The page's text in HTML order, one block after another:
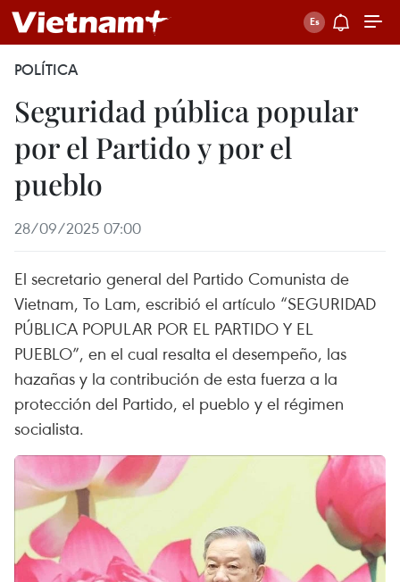
POLÍTICA
Seguridad pública popular
por el Partido y por el
pueblo
28/09/2025 07:00
El secretario general del Partido Comunista de
Vietnam, To Lam, escribió el artículo “SEGURIDAD
PÚBLICA POPULAR POR EL PARTIDO Y EL
PUEBLO”, en el cual resalta el desempeño, las
hazañas y la contribución de esta fuerza a la
protección del Partido, el pueblo y el régimen
socialista.